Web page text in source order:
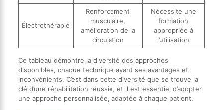
Électrothérapie
Renforcement
musculaire,
amélioration de la
circulation
Nécessite une
formation
appropriée à
l’utilisation
Ce tableau démontre la diversité des approches
disponibles, chaque technique ayant ses avantages et
inconvénients. C’est dans cette diversité que se trouve la
clé d’une réhabilitation réussie, et il est essentiel d’adopter
une approche personnalisée, adaptée à chaque patient.